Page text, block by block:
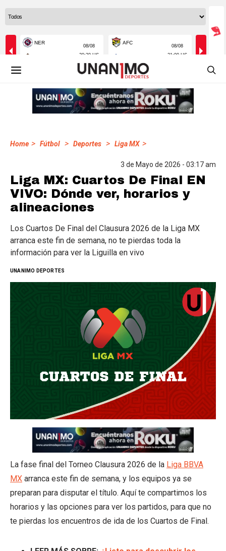
Home > Fútbol > Deportes > Liga MX >
3 de Mayo de 2026 - 03:17 am
Liga MX: Cuartos De Final EN
VIVO: Dónde ver, horarios y
alineaciones
Los Cuartos De Final del Clausura 2026 de la Liga MX
arranca este fin de semana, no te pierdas toda la
información para ver la Liguilla en vivo
UNANIMO DEPORTES
La fase final del Torneo Clausura 2026 de la Liga BBVA
MX arranca este fin de semana, y los equipos ya se
preparan para disputar el título. Aquí te compartimos los
horarios y las opciones para ver los partidos, para que no
te pierdas los encuentros de ida de los Cuartos de Final.